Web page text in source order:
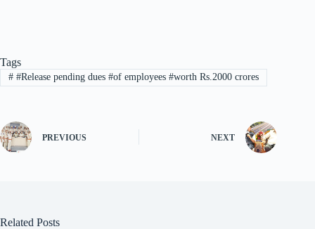
Tags
##Release pending dues #of employees #worth Rs.2000 crores
PREVIOUS NEXT
Related Posts